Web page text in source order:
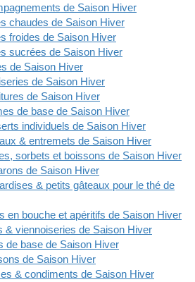
de Saison Hiver
chaudes de Saison Hiver
froides de Saison Hiver
sucrées de Saison Hiver
de Saison Hiver
de Saison Hiver
de Saison Hiver
de base de Saison Hiver
individuels de Saison Hiver
& entremets de Saison Hiver
sorbets et boissons de Saison Hiver
de Saison Hiver
& petits gâteaux pour le thé de
en bouche et apéritifs de Saison Hiver
& viennoiseries de Saison Hiver
de base de Saison Hiver
de Saison Hiver
& condiments de Saison Hiver